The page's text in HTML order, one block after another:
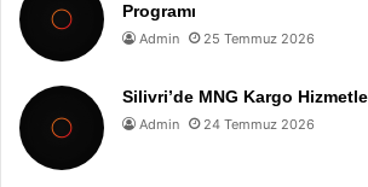
Programı
Admin 25 Temmuz 2026
Silivri’de MNG Kargo
Admin 24 Temmuz 2026